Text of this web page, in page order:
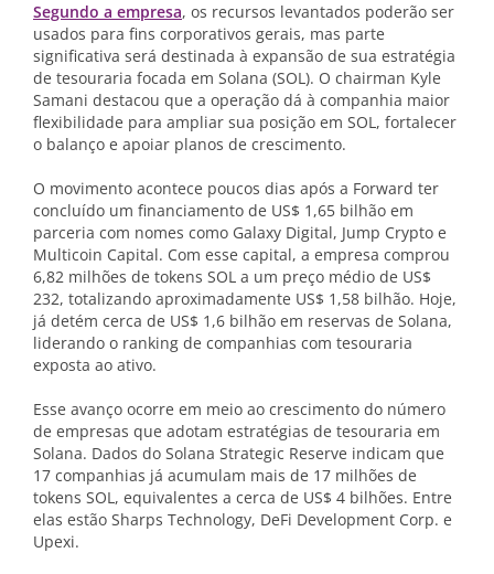
Segundo a empresa, os recursos levantados poderão ser
usados para fins corporativos gerais, mas parte
significativa será destinada à expansão de sua estratégia
de tesouraria focada em Solana (SOL). O chairman Kyle
Samani destacou que a operação dá à companhia maior
flexibilidade para ampliar sua posição em SOL, fortalecer
o balanço e apoiar planos de crescimento.
O movimento acontece poucos dias após a Forward ter
concluído um financiamento de US$ 1,65 bilhão em
parceria com nomes como Galaxy Digital, Jump Crypto e
Multicoin Capital. Com esse capital, a empresa comprou
6,82 milhões de tokens SOL a um preço médio de US$
232, totalizando aproximadamente US$ 1,58 bilhão. Hoje,
já detém cerca de US$ 1,6 bilhão em reservas de Solana,
liderando o ranking de companhias com tesouraria
exposta ao ativo.
Esse avanço ocorre em meio ao crescimento do número
de empresas que adotam estratégias de tesouraria em
Solana. Dados do Solana Strategic Reserve indicam que
17 companhias já acumulam mais de 17 milhões de
tokens SOL, equivalentes a cerca de US$ 4 bilhões. Entre
elas estão Sharps Technology, DeFi Development Corp. e
Upexi.